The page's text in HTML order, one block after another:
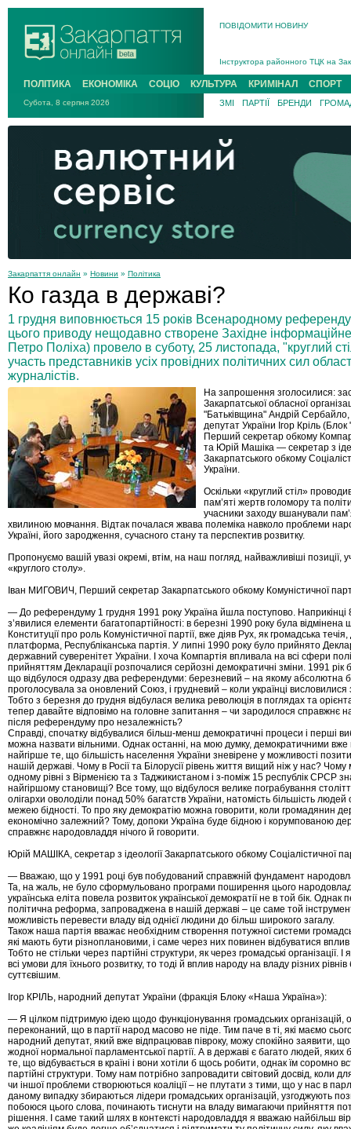
ПОВІДОМИТИ НОВИНУ
Інструктора районного ТЦК на
В Ужгороді попрощаються із
В Ужгороді 5 серпня
Підтвердили загибель
На війні з рф поліг військовий з
На війні загинув 26-річний
ПОЛІТИКА ЕКОНОМІКА СОЦІО КУЛЬТУРА КРИМІНАЛ СПОРТ
Субота, 8 серпня 2026 ЗМІ ПАРТІЇ БРЕНДИ
Закарпаття онлайн » Новини » Політика
Ко газда в державі?
1 грудня виповнюється 15 років Всенародному
цього приводу нещодавно створене Західне
Петро Поліха) провело в суботу, 25 листопада, "круглий
участь представників усіх провідних політичних сил
журналістів.
На запрошення зголосилися:
Закарпатської обласної
"Батьківщина" Андрій
депутат України Ігор Кріль
Перший секретар обкому
та Юрій Машіка — секретар з
Закарпатського обкому
України.
Оскільки «круглий стіл»
пам’яті жертв голомору та
учасники заходу вшанували
хвилиною мовчання. Відтак почалася жвава полеміка навколо проблеми
Україні, його зародження, сучасного стану та перспектив розвитку.
Пропонуємо вашій увазі окремі, втім, на наш погляд, найважливіші позиції,
«круглого столу».
Іван МИГОВИЧ, Перший секретар Закарпатського обкому Комуністичної
— До референдуму 1 грудня 1991 року Україна йшла поступово. Наприкінці
з’явилися елементи багатопартійності: в березні 1990 року була відмінена
Конституції про роль Комуністичної партії, вже діяв Рух, як громадська
платформа, Республіканська партія. У липні 1990 року було прийнято
державний суверенітет України. І хоча Компартія впливала на всі сфери
прийняттям Декларації розпочалися серйозні демократичні зміни. 1991 рік
що відбулося одразу два референдуми: березневий – на якому абсолютна
проголосувала за оновлений Союз, і грудневий – коли українці висловилися
Тобто з березня до грудня відбулася велика революція в поглядах та
тепер давайте відповімо на головне запитання – чи зародилося справжнє
після референдуму про незалежність?
Справді, спочатку відбувалися більш-менш демократичні процеси і перші
можна назвати вільними. Однак останні, на мою думку, демократичними
найгірше те, що більшість населення України зневірене у можливості
нашій державі. Чому в Росії та Білорусії рівень життя вищий ніж у нас?
одному рівні з Вірменією та з Таджикистаном і з-поміж 15 республік СРСР
найгіршому становищі? Все тому, що відбулося велике пограбування
олігархи оволоділи понад 50% багатств України, натомість більшість
межею бідності. То про яку демократію можна говорити, коли громадянин
економічно залежний? Тому, допоки Україна буде бідною і корумпованою
справжнє народовладдя нічого й говорити.
Юрій МАШІКА, секретар з ідеології Закарпатського обкому Соціалістичної
— Вважаю, що у 1991 році був побудований справжній фундамент
Та, на жаль, не було сформульовано програми поширення цього
українська еліта повела розвиток української демократії не в той бік.
політична реформа, запроваджена в нашій державі – це саме той
можливість перевести владу від однієї людини до більш широкого загалу.
Також наша партія вважає необхідним створення потужної системи
які мають бути різноплановими, і саме через них повинен відбуватися
Тобто не стільки через партійні структури, як через громадські організації.
всі умови для їхнього розвитку, то тоді й вплив народу на владу різних
суттєвішим.
Ігор КРІЛЬ, народний депутат України (фракція Блоку «Наша Україна»):
— Я цілком підтримую ідею щодо функціонування громадських організацій,
переконаний, що в партії народ масово не піде. Тим паче в ті, які маємо
народний депутат, який вже відпрацював півроку, можу спокійно заявити,
жодної нормальної парламентської партії. А в державі є багато людей, яких
те, що відбувається в країні і вони хотіли б щось робити, однак їм соромно
партійні структури. Тому нам потрібно запровадити світовий досвід, коли
чи іншої проблеми створюються коаліції – не плутати з тими, що у нас в
даному випадку збираються лідери громадських організацій, узгоджують
побоюся цього слова, починають тиснути на владу вимагаючи прийняття
рішення. І саме такий шлях в контексті народовладдя я вважаю найбільш